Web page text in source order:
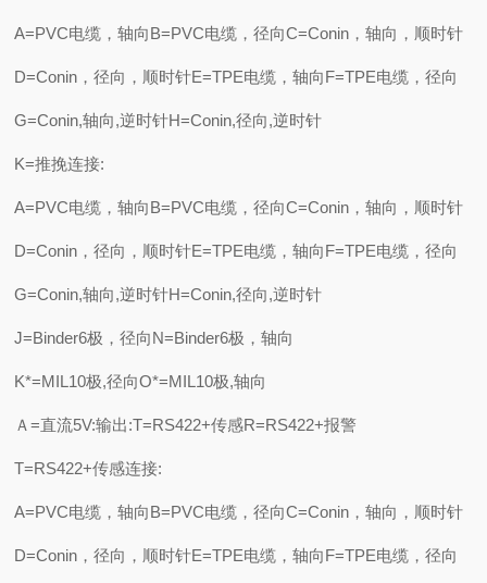
A=PVC电缆，轴向B=PVC电缆，径向C=Conin，轴向，顺时针
D=Conin，径向，顺时针E=TPE电缆，轴向F=TPE电缆，径向
G=Conin,轴向,逆时针H=Conin,径向,逆时针
K=推挽连接:
A=PVC电缆，轴向B=PVC电缆，径向C=Conin，轴向，顺时针
D=Conin，径向，顺时针E=TPE电缆，轴向F=TPE电缆，径向
G=Conin,轴向,逆时针H=Conin,径向,逆时针
J=Binder6极，径向N=Binder6极，轴向
K*=MIL10极,径向O*=MIL10极,轴向
Ａ=直流5V:输出:T=RS422+传感R=RS422+报警
T=RS422+传感连接:
A=PVC电缆，轴向B=PVC电缆，径向C=Conin，轴向，顺时针
D=Conin，径向，顺时针E=TPE电缆，轴向F=TPE电缆，径向